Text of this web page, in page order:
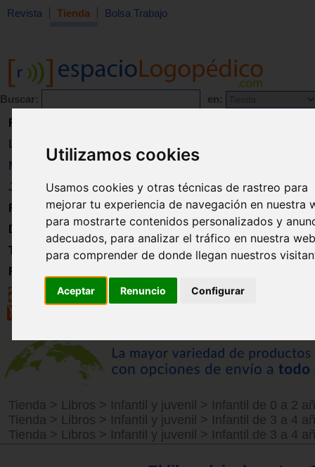
Utilizamos cookies
Usamos cookies y otras técnicas de rastreo para
mejorar tu experiencia de navegación en nuestra
para mostrarte contenidos personalizados y
adecuados, para analizar el tráfico en nuestra
para comprender de donde llegan nuestros
Aceptar Renuncio Configurar
Revista Tienda Bolsa Trabajo
Buscar: en:
Revista
Libros
Material
Juguetes
Formación
Directorio
Trabajo
Registro
Tienda > Libros > Infantil y juvenil > Infantil de 0 a 2
Tienda > Libros > Infantil y juvenil > Infantil de 3 a 4
Tienda > Libros > Infantil y juvenil > Infantil de 3 a 4